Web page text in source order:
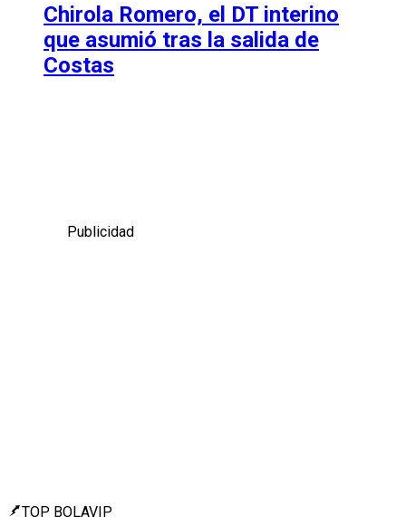
Chirola Romero, el DT interino
que asumió tras la salida de
Costas
Publicidad
TOP BOLAVIP